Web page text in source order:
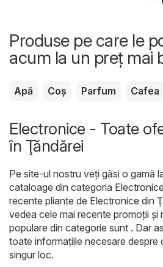
Produse pe care le
acum la un preț mai
Apă Coș Parfum Cafea
Electronice - Toate
în Ţăndărei
Pe site-ul nostru veți găsi o gamă
cataloage din categoria Electronice
recente pliante de Electronice din
vedea cele mai recente promoții și
populare din categorie sunt . Dar
toate informațiile necesare despre
singur loc.